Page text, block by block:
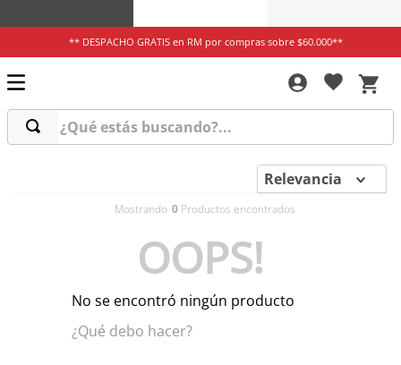
** DESPACHO GRATIS en RM por compras sobre $60.000**
¿Qué estás buscando?...
Relevancia
0
OOPS!
No se encontró ningún producto
¿Qué debo hacer?